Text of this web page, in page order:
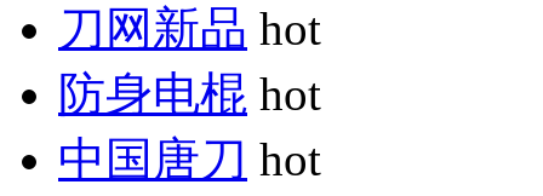
刀网新品 hot
防身电棍 hot
中国唐刀 hot